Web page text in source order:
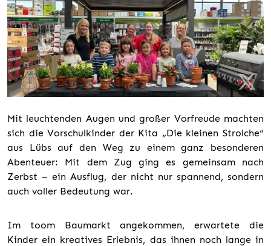
Mit leuchtenden Augen und großer Vorfreude machten
sich die Vorschulkinder der Kita „Die kleinen Strolche“
aus Lübs auf den Weg zu einem ganz besonderen
Abenteuer: Mit dem Zug ging es gemeinsam nach
Zerbst – ein Ausflug, der nicht nur spannend, sondern
auch voller Bedeutung war.
Im toom Baumarkt angekommen, erwartete die
Kinder ein kreatives Erlebnis, das ihnen noch lange in